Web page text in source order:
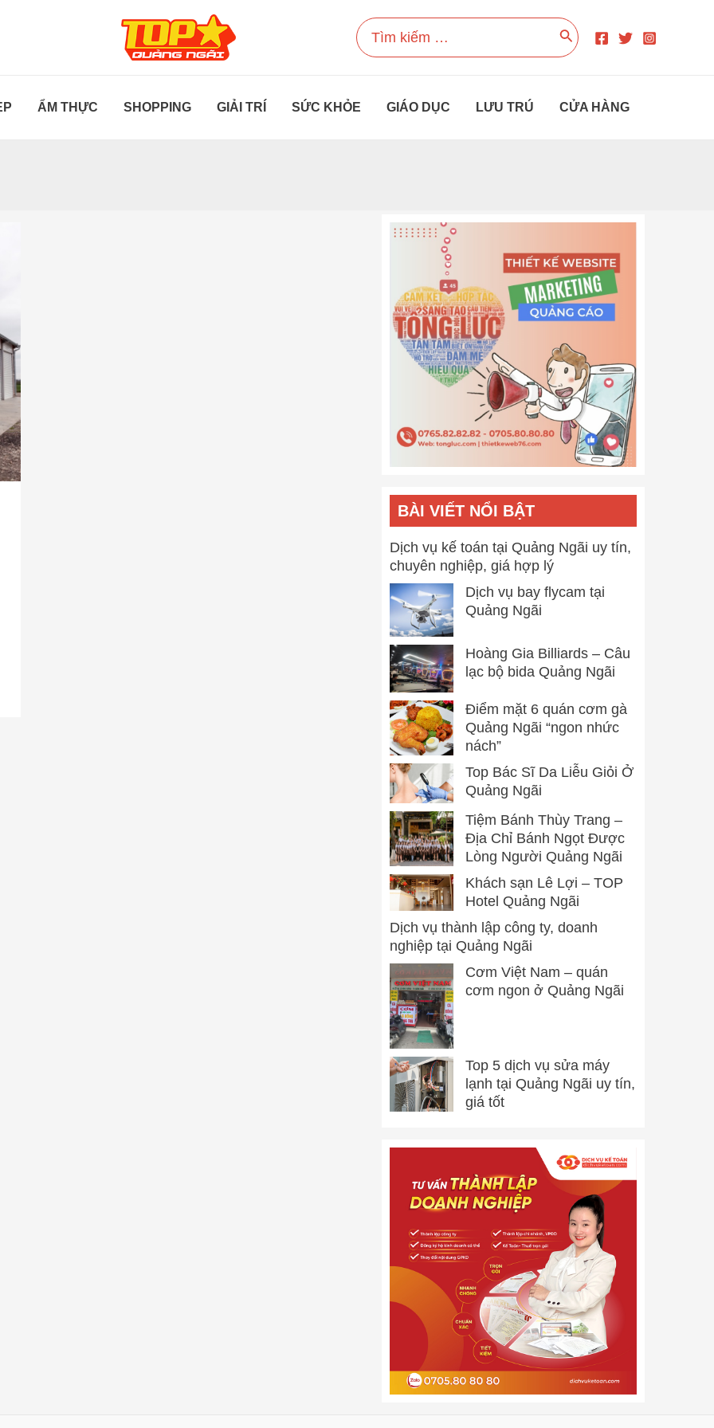
Search
for:
ẨM THỰC SHOPPING GIẢI TRÍ SỨC KHỎE GIÁO DỤC LƯU TRÚ CỬA HÀNG
BÀI VIẾT NỔI BẬT
Dịch vụ kế toán tại Quảng Ngãi uy tín,
chuyên nghiệp, giá hợp lý
Dịch vụ bay flycam tại
Quảng Ngãi
Hoàng Gia Billiards – Câu
lạc bộ bida Quảng Ngãi
Điểm mặt 6 quán cơm gà
Quảng Ngãi “ngon nhức
nách”
Top Bác Sĩ Da Liễu Giỏi Ở
Quảng Ngãi
Tiệm Bánh Thùy Trang –
Địa Chỉ Bánh Ngọt Được
Lòng Người Quảng Ngãi
Khách sạn Lê Lợi – TOP
Hotel Quảng Ngãi
Dịch vụ thành lập công ty, doanh
nghiệp tại Quảng Ngãi
Cơm Việt Nam – quán
cơm ngon ở Quảng Ngãi
Top 5 dịch vụ sửa máy
lạnh tại Quảng Ngãi uy tín,
giá tốt